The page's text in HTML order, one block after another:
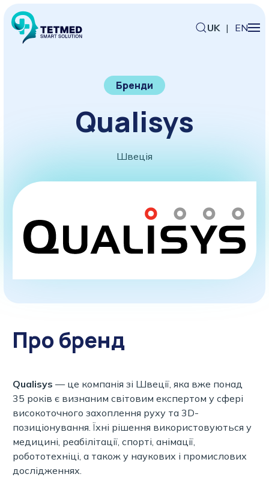
UK | EN
Бренди
Qualisys
Швеція
Про бренд
Qualisys — це компанія зі Швеції, яка вже понад
35 років є визнаним світовим експертом у сфері
високоточного захоплення руху та 3D-
позиціонування. Їхні рішення використовуються у
медицині, реабілітації, спорті, анімації,
робототехніці, а також у наукових і промислових
дослідженнях.